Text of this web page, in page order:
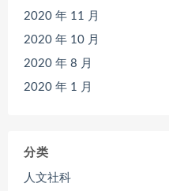
2020 年 11 月
2020 年 10 月
2020 年 8 月
2020 年 1 月
分类
人文社科